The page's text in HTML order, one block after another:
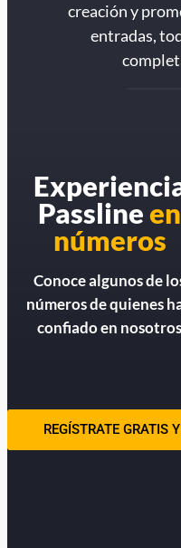
creación y
entradas,
Passlineen
números
Conoce algunos de
números de quienes
confiado en nosotros
REGÍSTRATE GRATIS